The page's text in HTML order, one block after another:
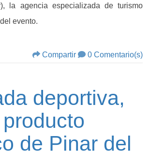
la agencia especializada de turismo
evento.
Compartir 0 Comentario(s)
deportiva,
de Pinar del